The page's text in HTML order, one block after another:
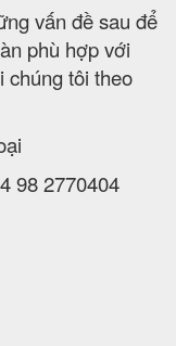
vấn đề sau để
phù hợp với
chúng tôi theo
98 2770404